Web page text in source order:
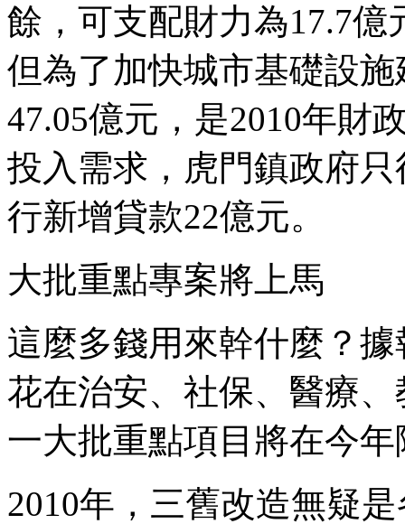
餘，可支配財力為17.7億
但為了加快城市基礎設
47.05億元，是2010年財
投入需求，虎門鎮政府
行新增貸款22億元。
大批重點專案將上馬
這麼多錢用來幹什麼？
花在治安、社保、醫療
一大批重點項目將在今
2010年，三舊改造無疑